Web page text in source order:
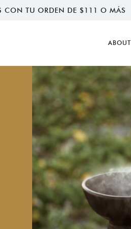
CON TU ORDEN DE $111 O MÁS
ABOUT